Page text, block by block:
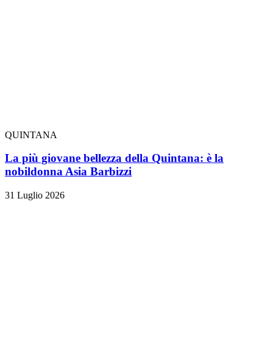
QUINTANA
La più giovane bellezza della Quintana: è la
nobildonna Asia Barbizzi
31 Luglio 2026